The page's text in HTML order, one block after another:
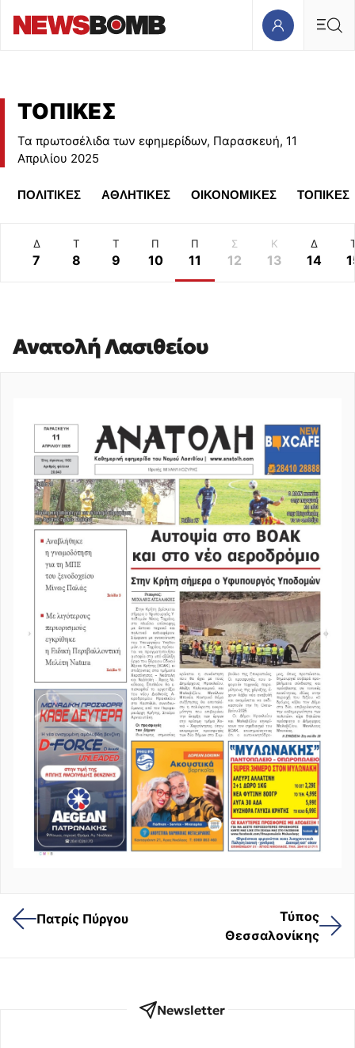
ΤΟΠΙΚΕΣ
Τα πρωτοσέλιδα των εφημερίδων, Παρασκευή, 11
Απριλίου 2025
ΠΟΛΙΤΙΚΕΣ ΑΘΛΗΤΙΚΕΣ ΟΙΚΟΝΟΜΙΚΕΣ ΤΟΠΙΚΕΣ
Δ
7
Τ
8
Τ
9
Π
10
Π
11
Σ
12
Κ
13
Δ
14
Ανατολή Λασιθείου
Πατρίς Πύργου
Τύπος
Θεσσαλονίκης
Newsletter